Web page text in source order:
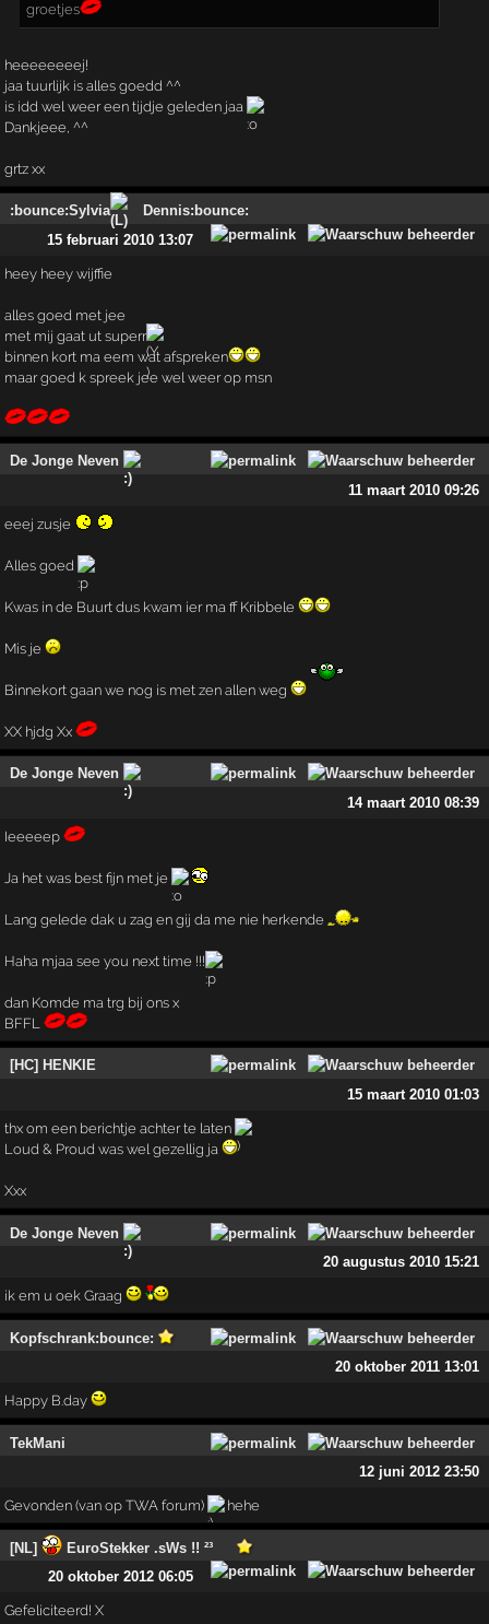
groetjes
heeeeeeeej!
jaa tuurlijk is alles goedd ^^
is idd wel weer een tijdje geleden jaa
Dankjeee, ^^
grtz xx
:bounce:Sylvia
Dennis:bounce:
15 februari 2010 13:07
heey heey wijffie
alles goed met jee
met mij gaat ut superr
binnen kort ma eem wat afspreken
maar goed k spreek jee wel weer op msn
De Jonge Neven
11 maart 2010 09:26
eeej zusje
Alles goed
Kwas in de Buurt dus kwam ier ma ff Kribbele
Mis je
Binnekort gaan we nog is met zen allen weg
XX hjdg Xx
De Jonge Neven
14 maart 2010 08:39
Ieeeeep
Ja het was best fijn met je
Lang gelede dak u zag en gij da me nie herkende
Haha mjaa see you next time !!!
dan Komde ma trg bij ons x
BFFL
[HC] HENKIE
15 maart 2010 01:03
thx om een berichtje achter te laten
Loud & Proud was wel gezellig ja
Xxx
De Jonge Neven
20 augustus 2010 15:21
ik em u oek Graag
Kopfschrank:bounce:
20 oktober 2011 13:01
Happy B.day
TekMani
12 juni 2012 23:50
Gevonden (van op TWA forum) hehe
[NL]
EuroStekker .sWs !! ²³
20 oktober 2012 06:05
Gefeliciteerd! X